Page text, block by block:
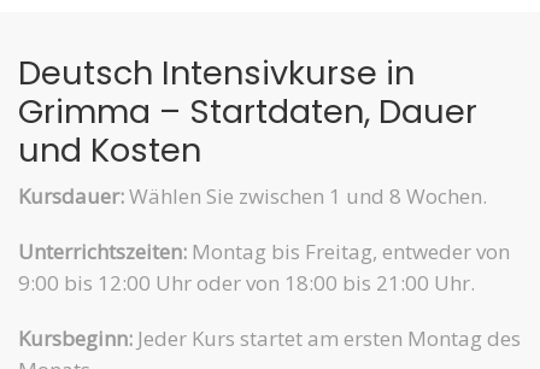
Deutsch Intensivkurse in
Grimma – Startdaten, Dauer
und Kosten
Kursdauer:Wählen Sie zwischen 1 und 8 Wochen.
Unterrichtszeiten: Montag bis Freitag, entweder von
9:00 bis 12:00 Uhr oder von 18:00 bis 21:00 Uhr.
Kursbeginn: Jeder Kurs startet am ersten Montag des